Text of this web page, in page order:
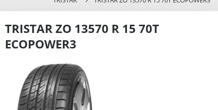
TRISTAR ZO 13570 R 15 70T
ECOPOWER3